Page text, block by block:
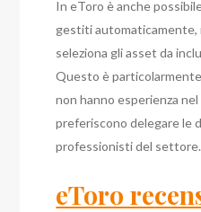
In eToro è anche
gestiti automaticamente,
seleziona gli asset da
Questo è
non hanno esperienza
preferiscono delegare le
professionisti del settore.
eToro